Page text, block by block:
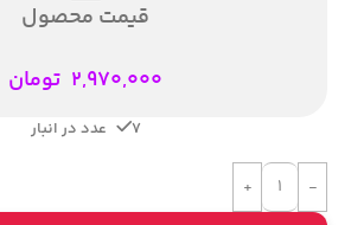
قیمت محصول
2,970,000 تومان
7 عدد در انبار